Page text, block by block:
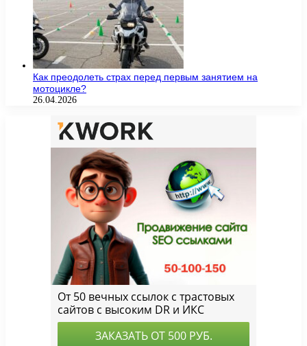
Как преодолеть страх перед первым занятием на
мотоцикле?
26.04.2026